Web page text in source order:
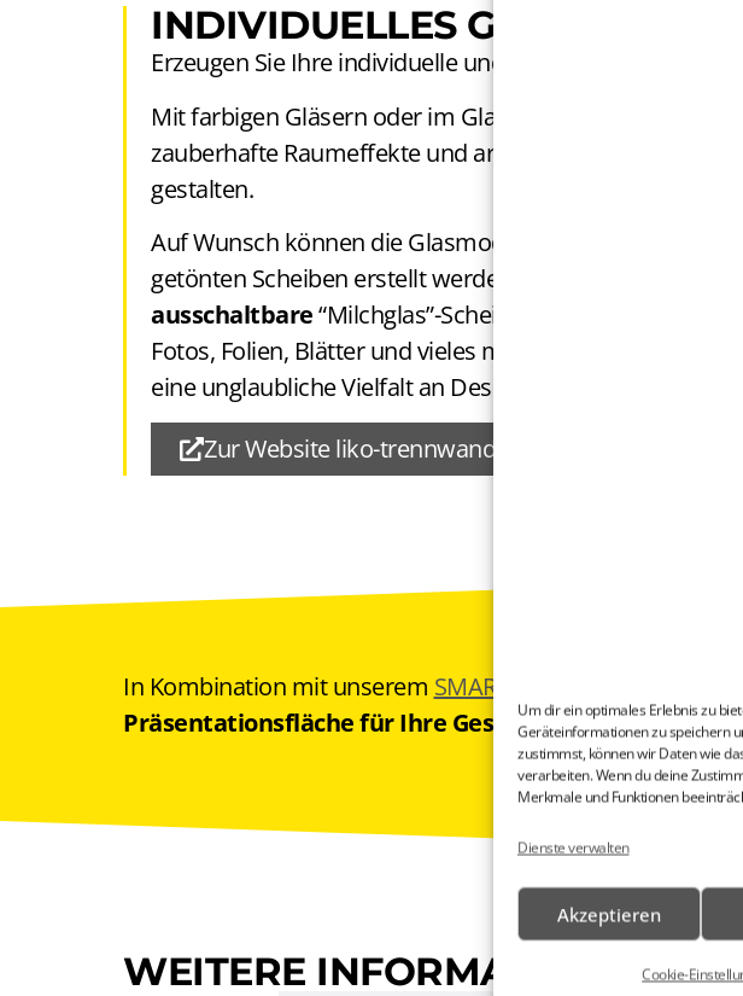
Um dir ein optimales Erlebnis zu
Geräteinformationen zu speichern
zustimmst, können wir Daten wie
verarbeiten. Wenn du deine
Merkmale und Funktionen
Dienste verwalten
Akzeptieren
Cookie-
INDIVIDUELLES GLASDESIGN
Erzeugen Sie Ihre individuelle und
Mit farbigen Gläsern oder im Glas integrierten LED
zauberhafte Raumeffekte und architektonische Highlights
gestalten.
Auf Wunsch können die Glasmodule mit farbigen oder
getönten Scheiben erstellt werden. Auch
ausschaltbare“Milchglas”-Scheiben oder im Glas
Fotos, Folien, Blätter und vieles mehr ist möglich und
eine unglaubliche Vielfalt an Design.
Zur Website liko-trennwande.de
In Kombination mit unserem SMART-i-WALL
System
Präsentationsfläche für Ihre Geschäftsberichte,
WEITERE INFORMATIONEN